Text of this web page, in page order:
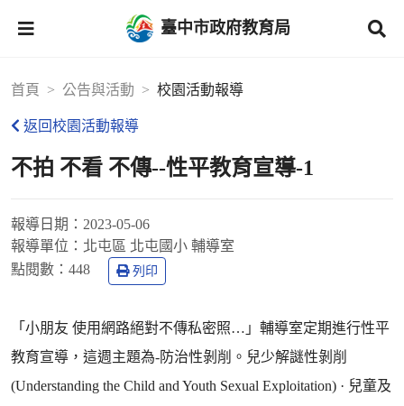
臺中市政府教育局
首頁 公告與活動 校園活動報導
返回校園活動報導
不拍 不看 不傳--性平教育宣導-1
報導日期： 2023-05-06
報導單位： 北屯區 北屯國小 輔導室
點閱數： 448 列印
「小朋友 使用網路絕對不傳私密照…」輔導室定期進行性平
教育宣導，這週主題為-防治性剝削。兒少解謎性剝削
(Understanding the Child and Youth Sexual Exploitation) · 兒童及